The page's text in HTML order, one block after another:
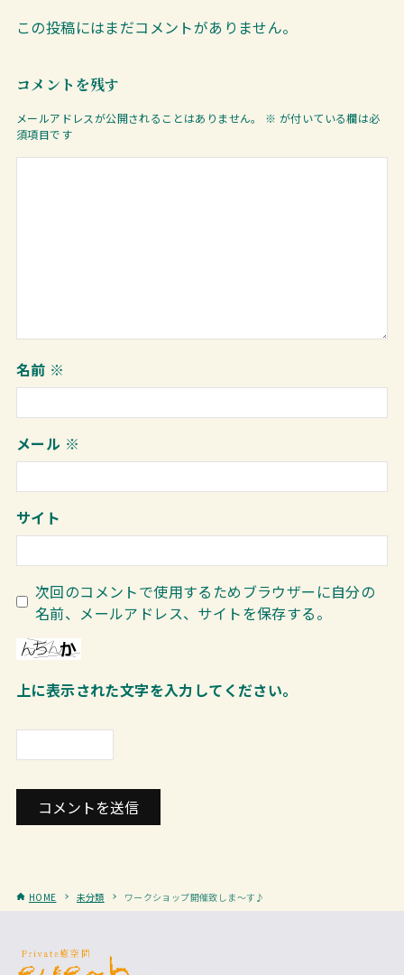
この投稿にはまだコメントがありません。
コメントを残す
メールアドレスが公開されることはありません。 ※ が付いている欄は必
須項目です
名前 ※
メール ※
サイト
次回のコメントで使用するためブラウザーに自分の
名前、メールアドレス、サイトを保存する。
上に表示された文字を入力してください。
HOME 未分類 ワークショップ開催致しま～す♪